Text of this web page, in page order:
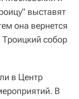
выставят
она вернется
собор
в Центр
В